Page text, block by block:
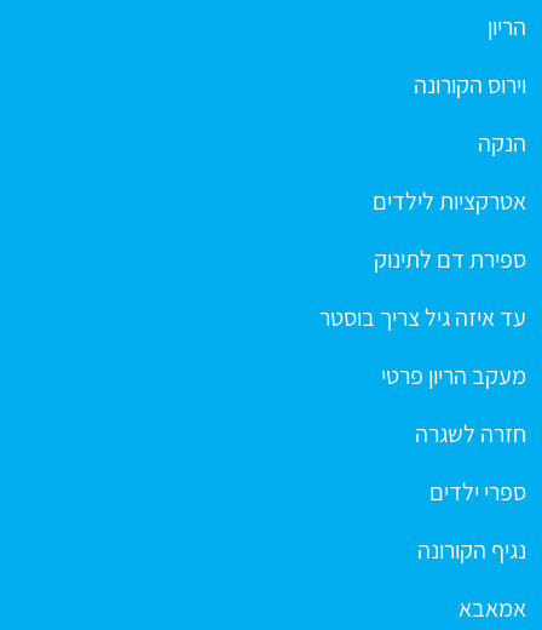
הריון
וירוס הקורונה
הנקה
אטרקציות לילדים
ספירת דם לתינוק
עד איזה גיל צריך בוסטר
מעקב הריון פרטי
חזרה לשגרה
ספרי ילדים
נגיף הקורונה
אמאבא